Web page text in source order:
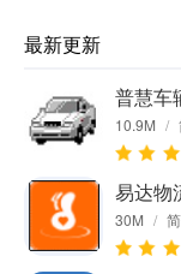
最新更新
普慧车
10.9M /
30M /